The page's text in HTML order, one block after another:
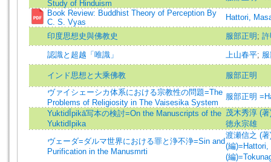
Study of Hinduism
Book Review: Buddhist Theory of Perception By
C. S. Vyas
Hattori,
印度思想史與佛教史 服部正明 ;
認識と超越「唯識」 上山春平;
インド思想と大乘佛教
服部正明
ヴァイシェーシカ体系における宗教性の問題=The
Problems of Religiosity in The Vaisesika System
服部正明
YuktidĪpikā写本の検討=On the Manuscripts of the
YuktidIpika
茂木秀淳 (
徳永宗雄
ヴェーダ=ダルマ世界における罪と浄不浄=Sin and
Purification in the Manusmrti
渡瀬信之 (
(編
(編